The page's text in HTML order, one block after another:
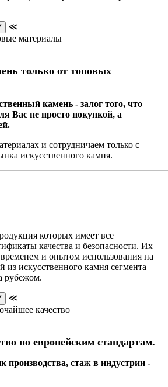
≪
материалы
только от топовых
камень - залог того, что
Вас не просто покупкой, а
и сотрудничаем только с
искусственного камня.
которых имеет все
качества и безопасности. Их
и опытом использования на
из искусственного камня сегмента
рубежом.
≪
качество
по европейским стандартам.
производства, стаж в индустрии -